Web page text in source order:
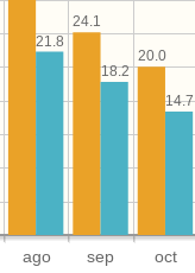
ago sep oct
20.0
24.1
14.7
18.2
21.8